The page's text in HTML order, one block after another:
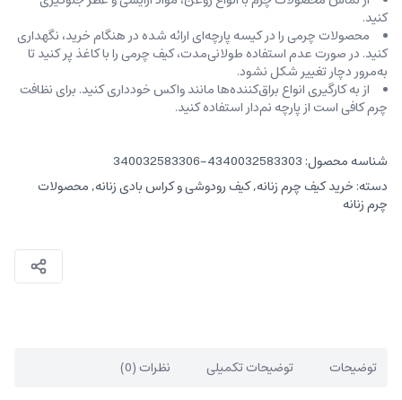
کنید.
محصولات چرمی را در کیسه‌ پارچه‌ای ارائه شده در هنگام خرید، ‌نگهداری
کنید. در صورت عدم استفاده طولانی‌مدت، کیف‌ چرمی را با کاغذ پر کنید تا
به‌مرور دچار تغییر شکل نشود.
از به کارگیری انواع براق‌کننده‌ها مانند واکس خودداری کنید. برای نظافت
چرم کافی است از پارچه‌ نم‌دار استفاده کنید.
شناسه محصول: 4340032583303-340032583306
دسته: خرید کیف چرم زنانه,کیف رودوشی و کراس بادی زنانه,محصولات
چرم زنانه
توضیحات توضیحات تکمیلی نظرات (0)